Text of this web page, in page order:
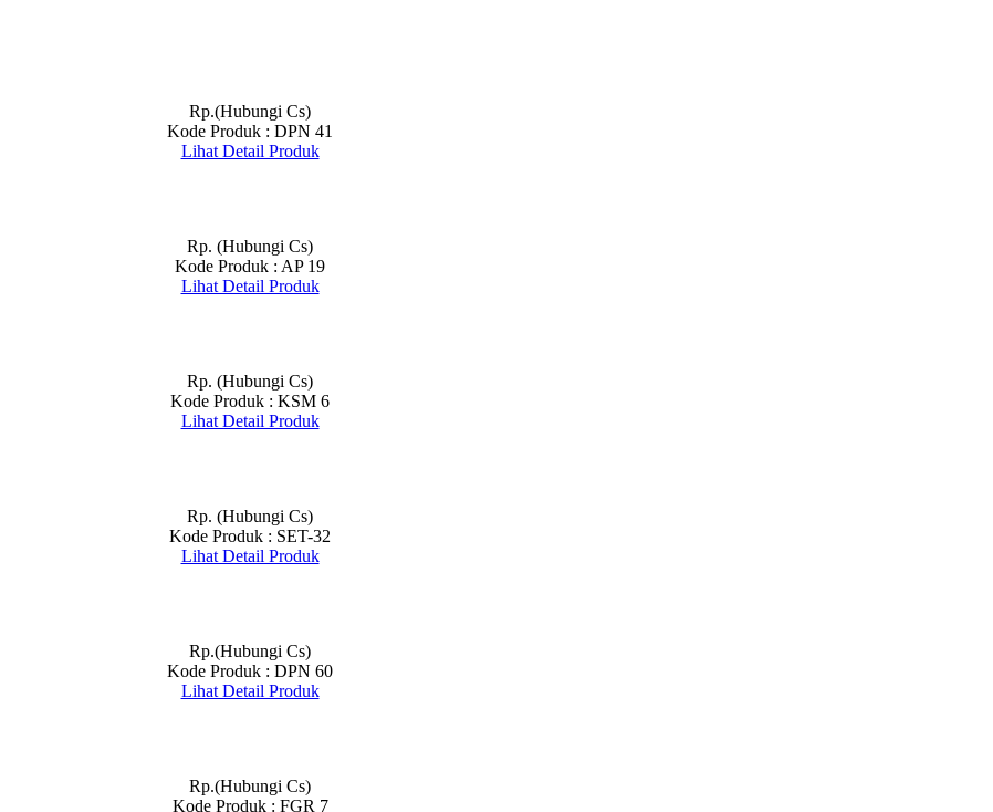
Rp.(Hubungi Cs)
Kode Produk : DPN 41
Lihat Detail Produk
Rp. (Hubungi Cs)
Kode Produk : AP 19
Lihat Detail Produk
Rp. (Hubungi Cs)
Kode Produk : KSM 6
Lihat Detail Produk
Rp. (Hubungi Cs)
Kode Produk : SET-32
Lihat Detail Produk
Rp.(Hubungi Cs)
Kode Produk : DPN 60
Lihat Detail Produk
Rp.(Hubungi Cs)
Kode Produk : FGR 7